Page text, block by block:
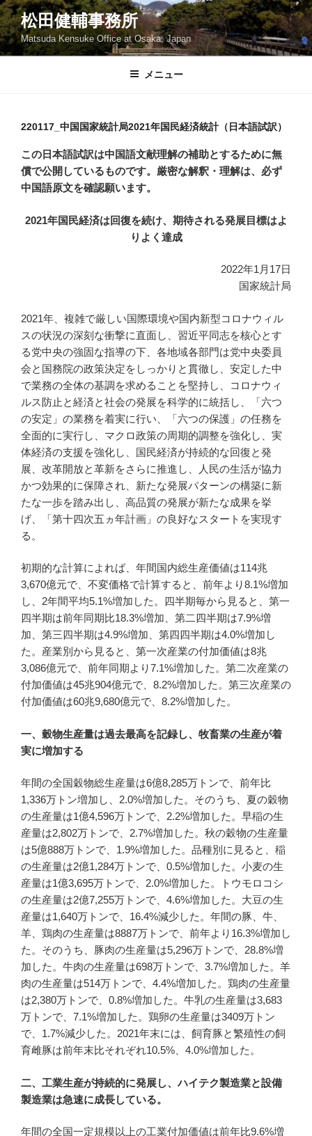
コ
ン
テ
ン
松田健輔事務所
Matsuda Kensuke Office at Osaka, Japan
メニュー
220117_中国国家統計局2021年国民経済統計（日本語試訳）
この日本語試訳は中国語文献理解の補助とするために無
償で公開しているものです。厳密な解釈・理解は、必ず
中国語原文を確認願います。
2021年国民経済は回復を続け、期待される発展目標はよ
りよく達成
2022年1月17日
国家統計局
2021年、複雑で厳しい国際環境や国内新型コロナウィル
スの状況の深刻な衝撃に直面し、習近平同志を核心とす
る党中央の強固な指導の下、各地域各部門は党中央委員
会と国務院の政策決定をしっかりと貫徹し、安定した中
で業務の全体の基調を求めることを堅持し、コロナウィ
ルス防止と経済と社会の発展を科学的に統括し、「六つ
の安定」の業務を着実に行い、「六つの保護」の任務を
全面的に実行し、マクロ政策の周期的調整を強化し、実
体経済の支援を強化し、国民経済が持続的な回復と発
展、改革開放と革新をさらに推進し、人民の生活が協力
かつ効果的に保障され、新たな発展パターンの構築に新
たな一歩を踏み出し、高品質の発展が新たな成果を挙
げ、「第十四次五ヵ年計画」の良好なスタートを実現す
る。
初期的な計算によれば、年間国内総生産価値は114兆
3,670億元で、不変価格で計算すると、前年より8.1%増加
し、2年間平均5.1%増加した。四半期毎から見ると、第一
四半期は前年同期比18.3%増加、第二四半期は7.9%増
加、第三四半期は4.9%増加、第四四半期は4.0%増加し
た。産業別から見ると、第一次産業の付加価値は8兆
3,086億元で、前年同期より7.1%増加した。第二次産業の
付加価値は45兆904億元で、8.2%増加した。第三次産業の
付加価値は60兆9,680億元で、8.2%増加した。
一、穀物生産量は過去最高を記録し、牧畜業の生産が着
実に増加する
年間の全国穀物総生産量は6億8,285万トンで、前年比
1,336万トン増加し、2.0%増加した。そのうち、夏の穀物
の生産量は1億4,596万トンで、2.2%増加した。早稲の生
産量は2,802万トンで、2.7%増加した。秋の穀物の生産量
は5億888万トンで、1.9%増加した。品種別に見ると、稲
の生産量は2億1,284万トンで、0.5%増加した。小麦の生
産量は1億3,695万トンで、2.0%増加した。トウモロコシ
の生産量は2億7,255万トンで、4.6%増加した。大豆の生
産量は1,640万トンで、16.4%減少した。年間の豚、牛、
羊、鶏肉の生産量は8887万トンで、前年より16.3%増加し
た。そのうち、豚肉の生産量は5,296万トンで、28.8%増
加した。牛肉の生産量は698万トンで、3.7%増加した。羊
肉の生産量は514万トンで、4.4%増加した。鶏肉の生産量
は2,380万トンで、0.8%増加した。牛乳の生産量は3,683
万トンで、7.1%増加した。鶏卵の生産量は3409万トン
で、1.7%減少した。2021年末には、飼育豚と繁殖性の飼
育雌豚は前年末比それぞれ10.5%、4.0%増加した。
二、工業生産が持続的に発展し、ハイテク製造業と設備
製造業は急速に成長している。
年間の全国一定規模以上の工業付加価値は前年比9.6%増